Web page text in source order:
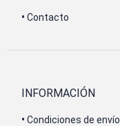
• Contacto
INFORMACIÓN
• Condiciones de envío